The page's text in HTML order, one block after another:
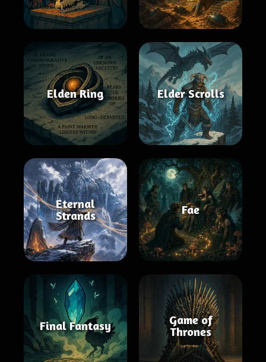
Elden Ring Elder Scrolls
Eternal
Strands
Fae
Final Fantasy
Game of
Thrones